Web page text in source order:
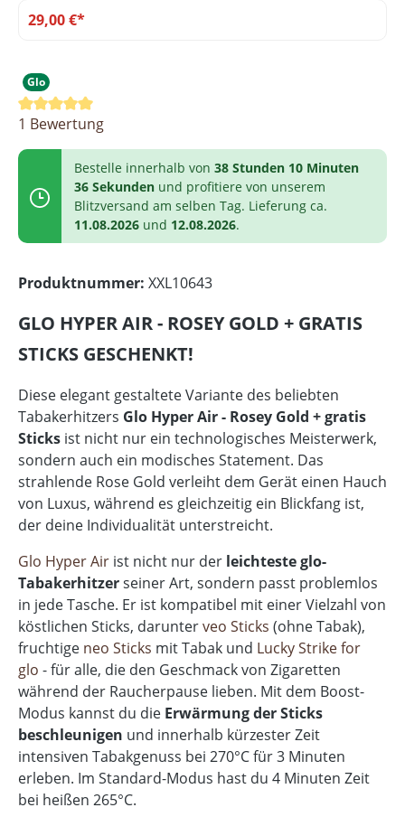
29,00 €*
Glo
Durchschnittliche Bewertung von 5 von 5 Sternen
1 Bewertung
Bestelle innerhalb von 38 Stunden 10 Minuten
36 Sekunden und profitiere von unserem
Blitzversand am selben Tag. Lieferung ca.
11.08.2026 und 12.08.2026.
Produktnummer: XXL10643
GLO HYPER AIR - ROSEY GOLD + GRATIS
STICKS GESCHENKT!
Diese elegant gestaltete Variante des beliebten
Tabakerhitzers Glo Hyper Air - Rosey Gold + gratis
Sticks ist nicht nur ein technologisches Meisterwerk,
sondern auch ein modisches Statement. Das
strahlende Rose Gold verleiht dem Gerät einen Hauch
von Luxus, während es gleichzeitig ein Blickfang ist,
der deine Individualität unterstreicht.
Glo Hyper Air ist nicht nur der leichteste glo-
Tabakerhitzerseiner Art, sondern passt problemlos
in jede Tasche. Er ist kompatibel mit einer Vielzahl von
köstlichen Sticks, darunterveo Sticks (ohne Tabak),
fruchtige neo Sticks mit Tabak und Lucky Strike for
glo - für alle, die den Geschmack von Zigaretten
während der Raucherpause lieben. Mit dem Boost-
Modus kannst du die Erwärmung der Sticks
beschleunigen und innerhalb kürzester Zeit
intensiven Tabakgenuss bei 270°C für 3 Minuten
erleben. Im Standard-Modus hast du 4 Minuten Zeit
bei heißen 265°C.